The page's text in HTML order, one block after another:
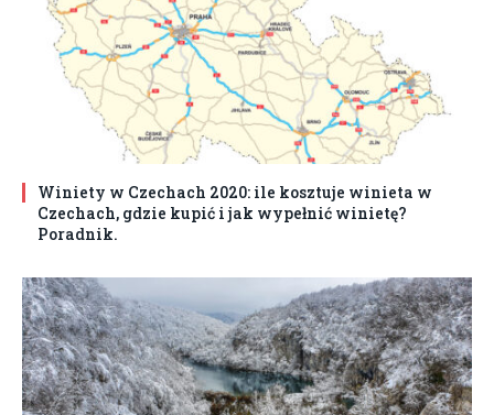
Winiety w Czechach 2020: ile kosztuje winieta w
Czechach, gdzie kupić i jak wypełnić winietę?
Poradnik.